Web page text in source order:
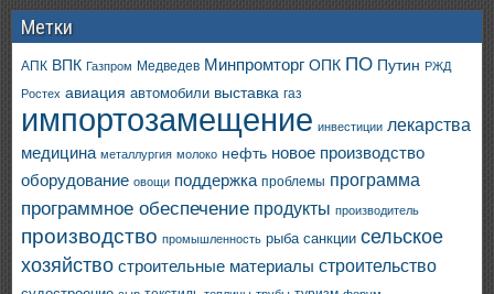
Метки
АПК ВПК Газпром Медведев Минпромторг ОПК ПО Путин РЖД
Ростех авиация автомобили выставка газ
импортозамещение инвестиции лекарства
медицина металлургия молоко нефть новое производство
оборудование овощи поддержка проблемы программа
программное обеспечение продукты производитель
производство промышленность рыба санкции сельское
хозяйство строительные материалы строительство